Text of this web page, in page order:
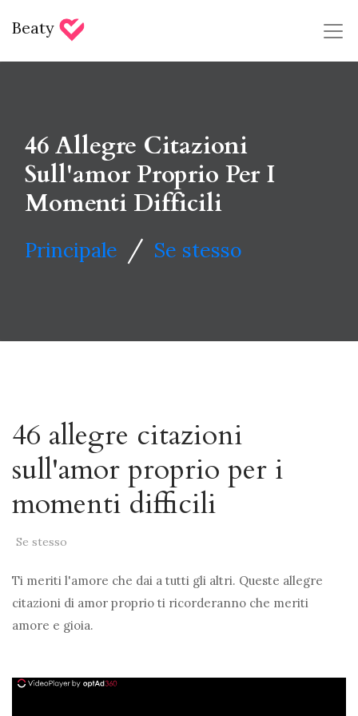
Beaty
46 Allegre Citazioni
Sull'amor Proprio Per I
Momenti Difficili
Principale / Se stesso
46 allegre citazioni
sull'amor proprio per i
momenti difficili
Se stesso
Ti meriti l'amore che dai a tutti gli altri. Queste allegre
citazioni di amor proprio ti ricorderanno che meriti
amore e gioia.